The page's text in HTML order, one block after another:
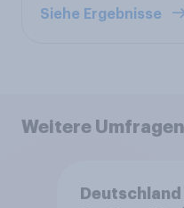
Siehe Ergebnisse
Weitere